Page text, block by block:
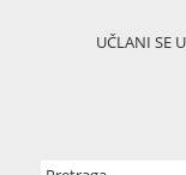
UČLANI SE